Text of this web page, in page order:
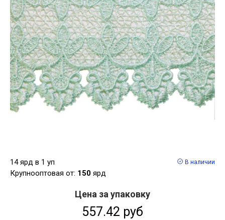
14 ярд в 1 уп
Крупнооптовая от: 150 ярд
В наличии
Цена за упаковку
557.42 руб